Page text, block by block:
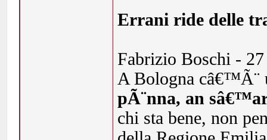
Errani ride delle
Fabrizio Boschi -
A Bologna câ€™Ã¨
pÃ¨nna, an
chi sta bene, non